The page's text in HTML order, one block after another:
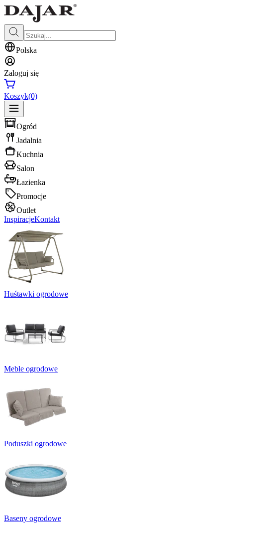
Polska
Zaloguj się
Koszyk(0)
Ogród
Jadalnia
Kuchnia
Salon
Łazienka
Promocje
Outlet
InspiracjeKontakt
Huśtawki ogrodowe
Meble ogrodowe
Poduszki ogrodowe
Baseny ogrodowe